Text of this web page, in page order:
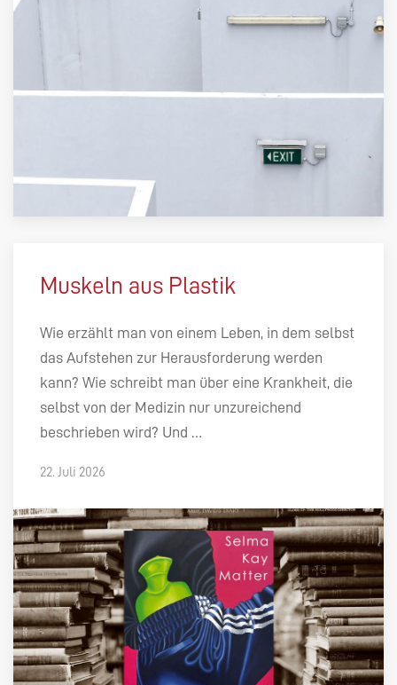
Muskeln aus Plastik
Wie erzählt man von einem Leben, in dem selbst
das Aufstehen zur Herausforderung werden
kann? Wie schreibt man über eine Krankheit, die
selbst von der Medizin nur unzureichend
beschrieben wird? Und …
22. Juli 2026